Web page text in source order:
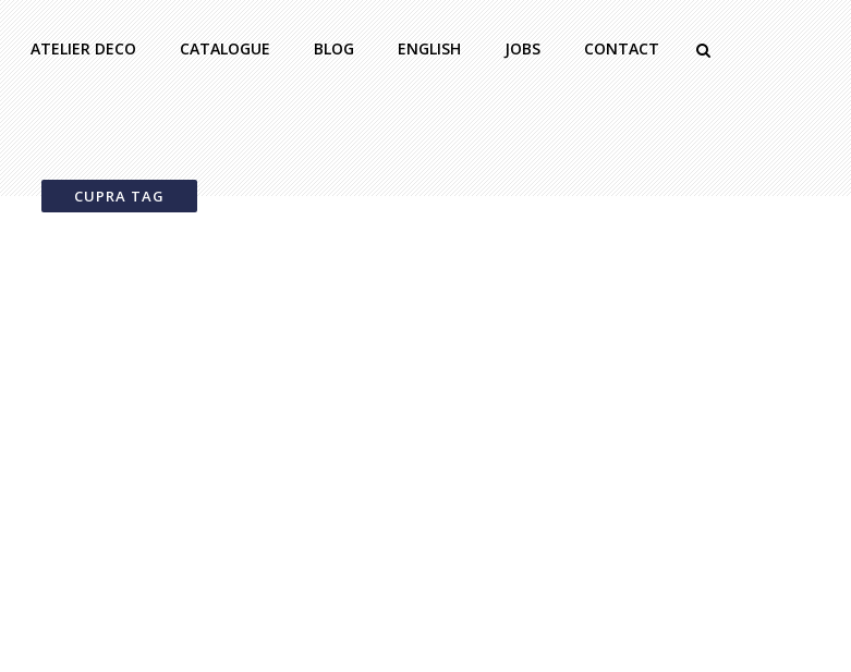
ATELIER DECO CATALOGUE BLOG ENGLISH JOBS CONTACT
CUPRA TAG